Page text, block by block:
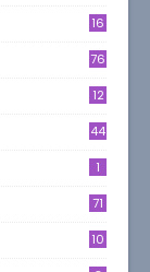
16
76
12
44
1
71
10